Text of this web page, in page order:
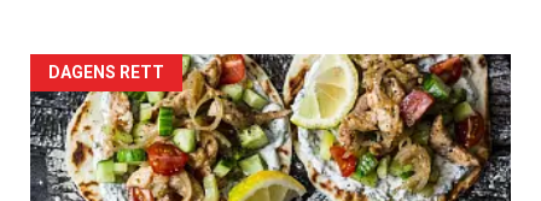
Forsiden
akkurat
nå
DAGENS RETT